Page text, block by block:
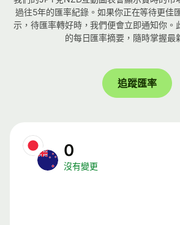
過往5年的匯率紀錄。如果你正在等待更佳
示，待匯率轉好時，我們便會立即通知你。
的每日匯率摘要，隨時掌握最
追蹤匯率
0
沒有變更